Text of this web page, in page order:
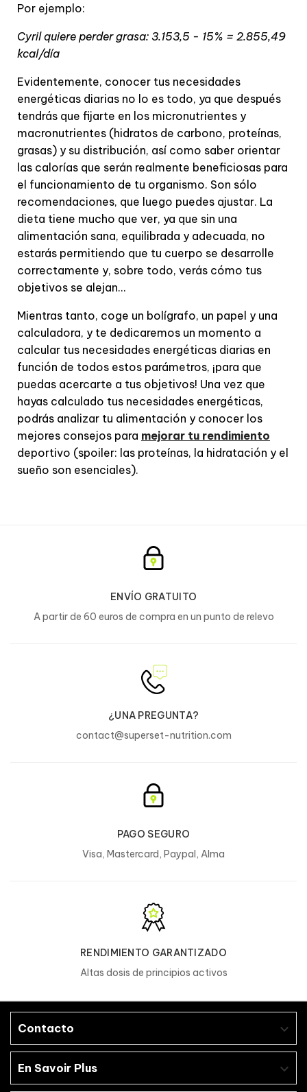
Por ejemplo:
Cyril quiere perder grasa: 3.153,5 - 15% = 2.855,49
kcal/día
Evidentemente, conocer tus necesidades
energéticas diarias no lo es todo, ya que después
tendrás que fijarte en los micronutrientes y
macronutrientes (hidratos de carbono, proteínas,
grasas) y su distribución, así como saber orientar
las calorías que serán realmente beneficiosas para
el funcionamiento de tu organismo. Son sólo
recomendaciones, que luego puedes ajustar. La
dieta tiene mucho que ver, ya que sin una
alimentación sana, equilibrada y adecuada, no
estarás permitiendo que tu cuerpo se desarrolle
correctamente y, sobre todo, verás cómo tus
objetivos se alejan...
Mientras tanto, coge un bolígrafo, un papel y una
calculadora, y te dedicaremos un momento a
calcular tus necesidades energéticas diarias en
función de todos estos parámetros, ¡para que
puedas acercarte a tus objetivos! Una vez que
hayas calculado tus necesidades energéticas,
podrás analizar tu alimentación y conocer los
mejores consejos para mejorar tu rendimiento
deportivo (spoiler: las proteínas, la hidratación y el
sueño son esenciales).
ENVÍO GRATUITO
A partir de 60 euros de compra en un punto de relevo
¿UNA PREGUNTA?
contact@superset-nutrition.com
PAGO SEGURO
Visa, Mastercard, Paypal, Alma
RENDIMIENTO GARANTIZADO
Altas dosis de principios activos
Contacto 
En Savoir Plus 